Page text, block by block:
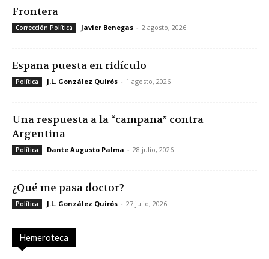
Frontera
Corrección Política Javier Benegas - 2 agosto, 2026
España puesta en ridículo
Política J.L. González Quirós - 1 agosto, 2026
Una respuesta a la “campaña” contra
Argentina
Política Dante Augusto Palma - 28 julio, 2026
¿Qué me pasa doctor?
Política J.L. González Quirós - 27 julio, 2026
Hemeroteca